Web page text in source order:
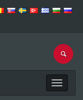
Toggle